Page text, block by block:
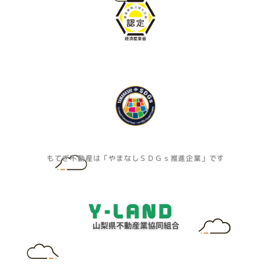
もてぎ不動産は「やまなしＳＤＧｓ推進企業」です